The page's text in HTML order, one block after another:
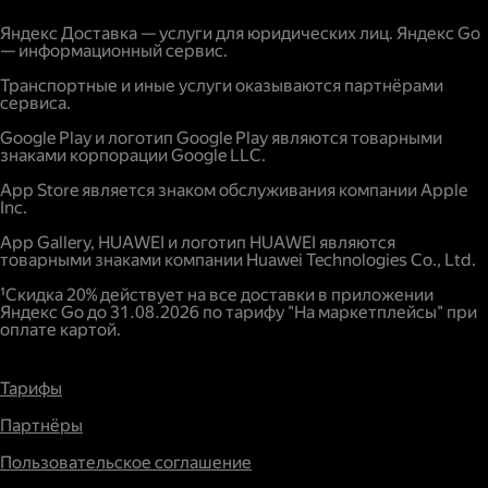
Расстояние;
Наличие дополнительных опций и услуг;
Повышенный спрос.
Яндекс Доставка — услуги для юридических лиц. Яндекс Go
— информационный сервис.
Транспортные и иные услуги оказываются партнёрами
сервиса.
Google Play и логотип Google Play являются товарными
знаками корпорации Google LLC.
App Store является знаком обслуживания компании Apple
Inc.
App Gallery, HUAWEI и логотип HUAWEI являются
товарными знаками компании Huawei Technologies Co., Ltd.
¹Скидка 20% действует на все доставки в приложении
Яндекс Go до 31.08.2026 по тарифу "На маркетплейсы" при
оплате картой.
Тарифы
Партнёры
Пользовательское соглашение